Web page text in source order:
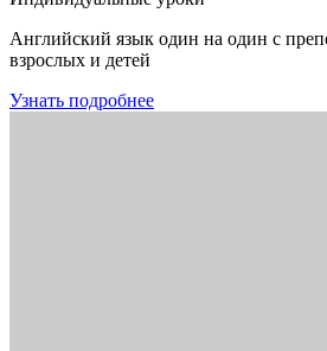
Английский язык один на один с
взрослых и детей
Узнать подробнее